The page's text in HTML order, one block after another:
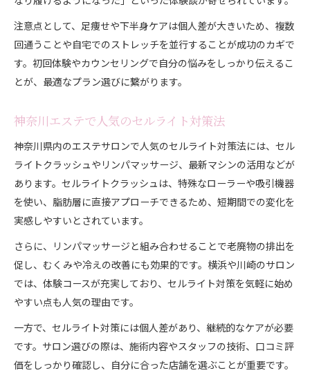
注意点として、足痩せや下半身ケアは個人差が大きいため、複数
回通うことや自宅でのストレッチを並行することが成功のカギで
す。初回体験やカウンセリングで自分の悩みをしっかり伝えるこ
とが、最適なプラン選びに繋がります。
神奈川エステで人気のセルライト対策法
神奈川県内のエステサロンで人気のセルライト対策法には、セル
ライトクラッシュやリンパマッサージ、最新マシンの活用などが
あります。セルライトクラッシュは、特殊なローラーや吸引機器
を使い、脂肪層に直接アプローチできるため、短期間での変化を
実感しやすいとされています。
さらに、リンパマッサージと組み合わせることで老廃物の排出を
促し、むくみや冷えの改善にも効果的です。横浜や川崎のサロン
では、体験コースが充実しており、セルライト対策を気軽に始め
やすい点も人気の理由です。
一方で、セルライト対策には個人差があり、継続的なケアが必要
です。サロン選びの際は、施術内容やスタッフの技術、口コミ評
価をしっかり確認し、自分に合った店舗を選ぶことが重要です。